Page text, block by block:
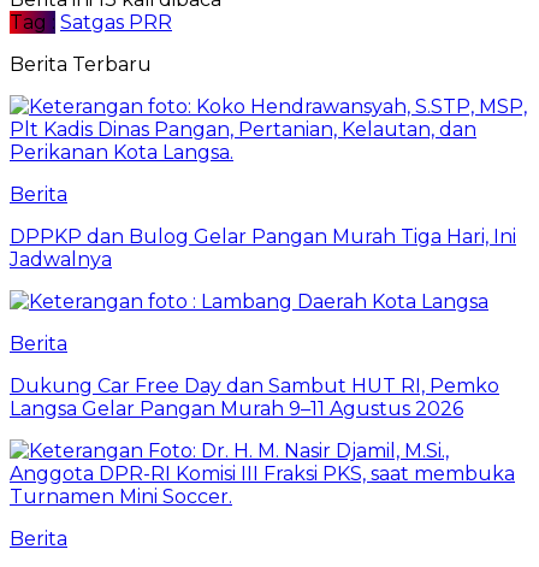
Tag : Satgas PRR
Berita Terbaru
Berita
DPPKP dan Bulog Gelar Pangan Murah Tiga Hari, Ini
Jadwalnya
Berita
Dukung Car Free Day dan Sambut HUT RI, Pemko
Langsa Gelar Pangan Murah 9–11 Agustus 2026
Berita